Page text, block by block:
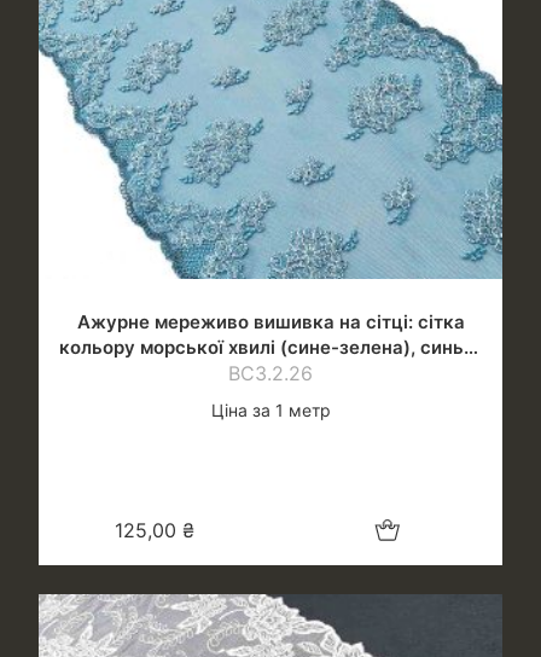
Ажурне мереживо вишивка на сітці: сітка
кольору морської хвилі (сине-зелена), синьо-
зелена нитка
ВС3.2.26
Ціна за 1 метр
125,00 ₴ Додати в кошик